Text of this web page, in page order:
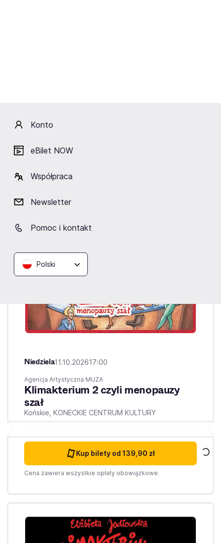
Konto
eBilet NOW
Współpraca
Newsletter
Pomoc i kontakt
Polski
szał
Niedziela11.10.202617:00
Agencja Artystyczna MUZA
Klimakterium 2 czyli menopauzy
szał
Końskie, KONECKIE CENTRUM KULTURY
Kup bilety od 139,90 zł
Cena zawiera wszystkie opłaty obowiązkowe.